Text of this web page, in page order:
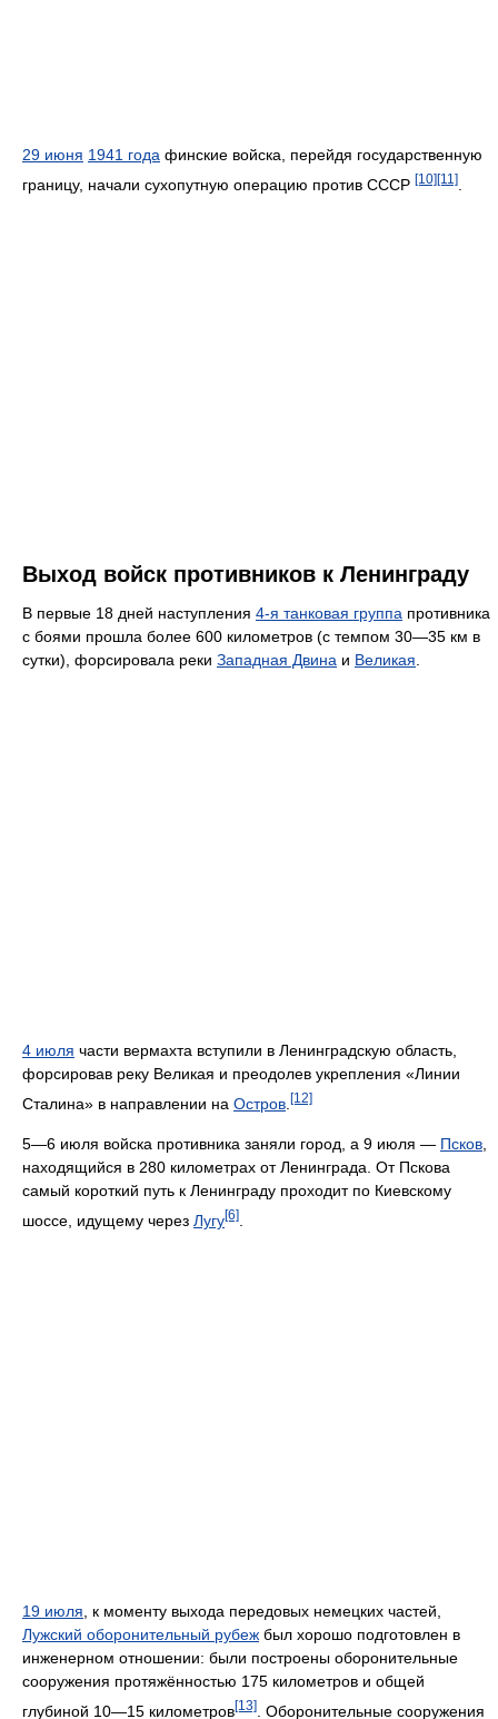
29 июня 1941 года финские войска, перейдя государственную
границу, начали сухопутную операцию против СССР [10][11]
Выход войск противников к Ленинграду
В первые 18 дней наступления 4-я танковая группа противника
с боями прошла более 600 километров (с темпом 30—35 км в
сутки), форсировала реки Западная Двина и Великая.
4 июля части вермахта вступили в Ленинградскую область,
форсировав реку Великая и преодолев укрепления «Линии
Сталина» в направлении на Остров [12]
5—6 июля войска противника заняли город, а 9 июля — Псков
находящийся в 280 километрах от Ленинграда. От Пскова
самый короткий путь к Ленинграду проходит по Киевскому
шоссе, идущему через Лугу[6]
19 июля , к моменту выхода передовых немецких частей,
Лужский оборонительный рубеж был хорошо подготовлен в
инженерном отношении: были построены оборонительные
сооружения протяжённостью 175 километров и общей
глубиной 10—15 километров[13] . Оборонительные сооружения